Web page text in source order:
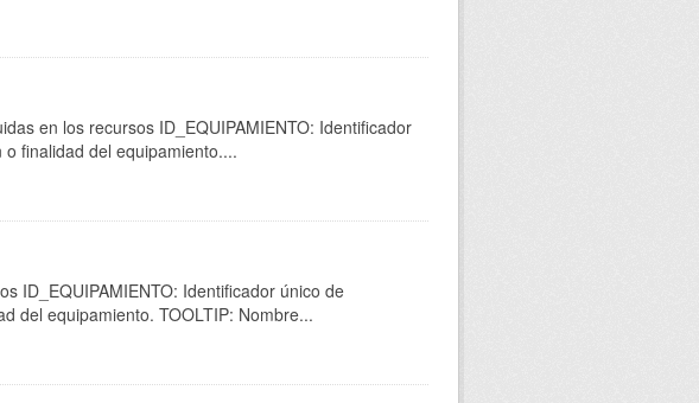
en los recursos ID_EQUIPAMIENTO: Identificador
finalidad del equipamiento....
ID_EQUIPAMIENTO: Identificador único de
del equipamiento. TOOLTIP: Nombre...